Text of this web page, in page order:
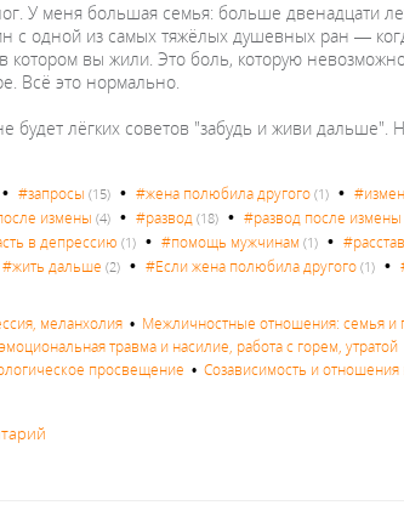
У меня большая семья: больше двенадцати
с одной из самых тяжёлых душевных ран —
котором вы жили. Это боль, которую
Всё это нормально.
будет лёгких советов "забудь и живи дальше".
•#запросы (15) •#жена полюбила другого (1) •
измены (4) •#развод (18) •#развод после измены
в депрессию (1) •#помощь мужчинам (1) •
#жить дальше (2) •#Если жена полюбила другого (1) •
меланхолия • Межличностные отношения: семья и
травма и насилие, работа с горем, утратой
просвещение •Созависимость и отношения